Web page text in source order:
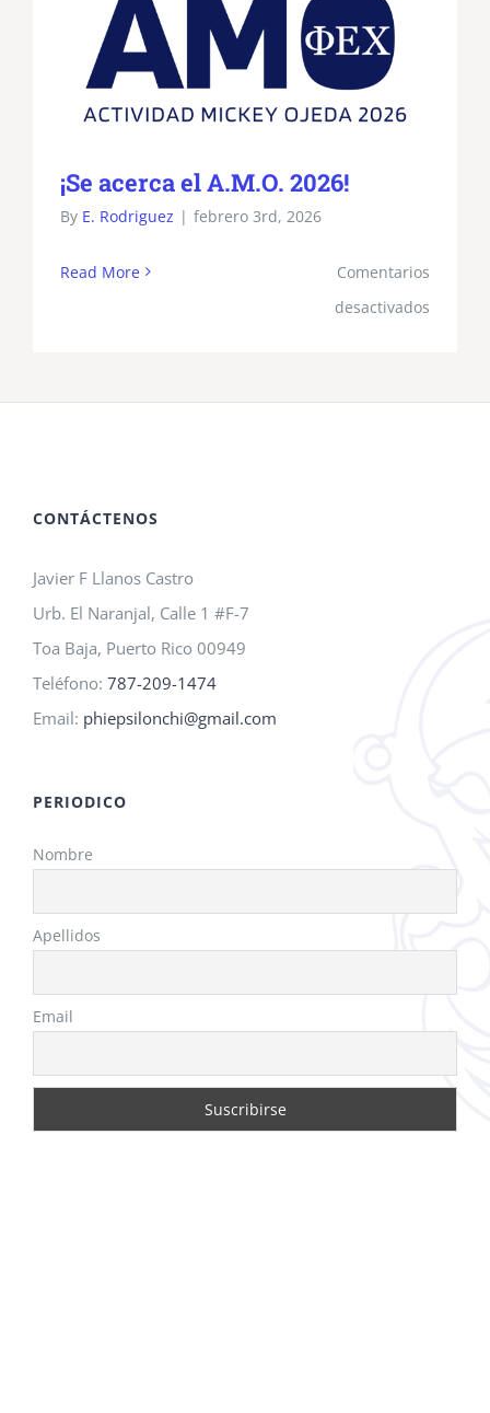
¡Se acerca el A.M.O. 2026!
By E. Rodriguez | febrero 3rd, 2026
Read More
Comentarios
desactivados
CONTÁCTENOS
Javier F Llanos Castro
Urb. El Naranjal, Calle 1 #F-7
Toa Baja, Puerto Rico 00949
Teléfono: 787-209-1474
Email: phiepsilonchi@gmail.com
PERIODICO
Nombre
Apellidos
Email